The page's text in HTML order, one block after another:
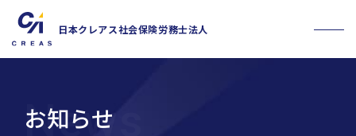
日本クレアス社会保険労務士法人
お知らせ